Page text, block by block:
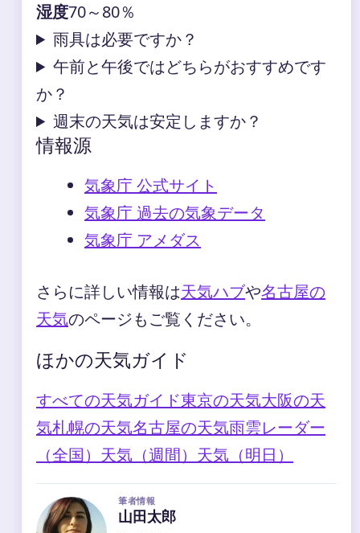
湿度70～80％
雨具は必要ですか？
午前と午後ではどちらがおすすめです
か？
週末の天気は安定しますか？
情報源
気象庁 公式サイト
気象庁 過去の気象データ
気象庁 アメダス
さらに詳しい情報は天気ハブや名古屋の
天気のページもご覧ください。
ほかの天気ガイド
すべての天気ガイド東京の天気大阪の天
気札幌の天気名古屋の天気雨雲レーダー
（全国） 天気（週間） 天気（明日）
筆者情報
山田太郎